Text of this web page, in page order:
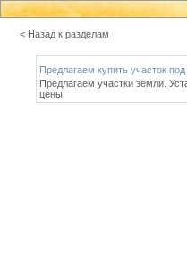
< Назад к разделам
Предлагаем купить участок
Предлагаем участки земли.
цены!